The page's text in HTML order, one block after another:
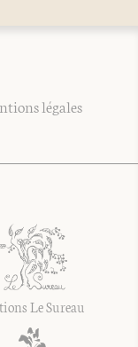
légales
Le Sureau